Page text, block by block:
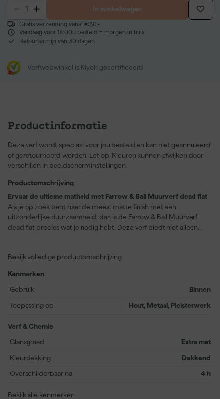
In winkelwagen
Gratis verzending vanaf €50,-
Vandaag voor 18:00u besteld = morgen in huis
Retourtermijn van 30 dagen
Verfwebwinkel is Kiyoh gecertificeerd
Productinformatie
Deze verf wordt speciaal voor jou besteld en kan niet geannuleerd
of geretourneerd worden. Let op! Kleuren kunnen afwijken door
verschillen in beeldscherminstellingen.
Productomschrijving
Ervaar de ultieme matheid met Farrow & Ball Muurverf dead flat
Als je op zoek bent naar de meest matte finish met een
uitzonderlijke duurzaamheid, dan is de Farrow & Ball Muurverf
dead flat precies wat je nodig hebt. Deze verf biedt niet alleen
Farrow & Ball Muurverf dead flat in de prachtige tint Skylight (No.
licht – ideaal voor zowel kleine, knusse kamers als grote, open
ruimtes. Na slechts twee uur is de verf stofdroog en na een dag
en bestand tegen slijtage. Voor een vlekkeloze afwerking en een
acrylverf op waterbasis de perfecte keuze. Met een rendement
van 12 vierkante meter per liter en geschiktheid voor airless
houtwerk en radiatoren een fluitje van een cent.
Bekijk volledige productomschrijving
Kenmerken
Gebruik
Binnen
Toepassing op Hout, Metaal, Pleisterwerk
Verf & Chemie
Glansgraad
Extra mat
Kleurdekking Dekkend
Overschilderbaar na 4 h
Bekijk alle kenmerken